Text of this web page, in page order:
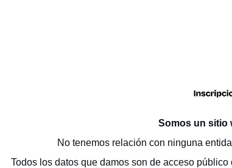
Somos un sitio
No tenemos relación con ninguna
Todos los datos que damos son de acceso